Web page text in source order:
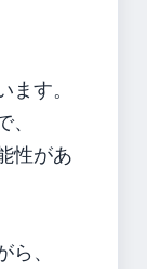
す。
性があ
、